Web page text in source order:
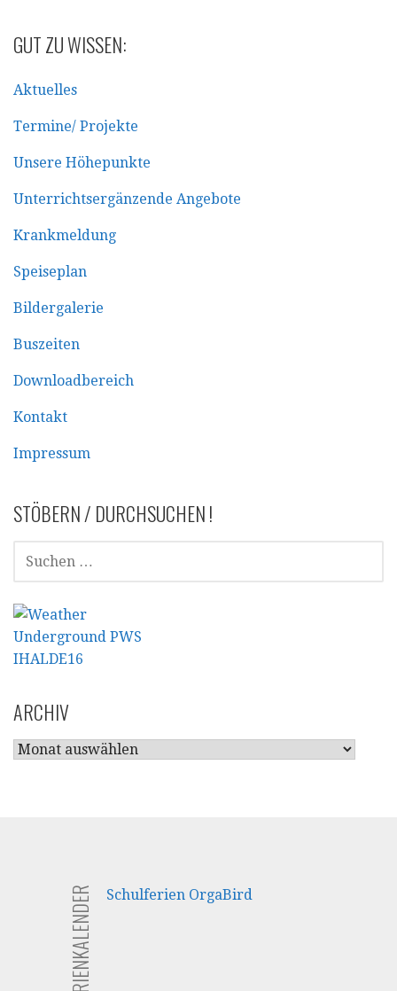
GUT ZU WISSEN:
Aktuelles
Termine/ Projekte
Unsere Höhepunkte
Unterrichtsergänzende Angebote
Krankmeldung
Speiseplan
Bildergalerie
Buszeiten
Downloadbereich
Kontakt
Impressum
STÖBERN / DURCHSUCHEN !
SUCHEN
NACH:
ARCHIV
ARCHIV
FERIENKALENDER Schulferien OrgaBird